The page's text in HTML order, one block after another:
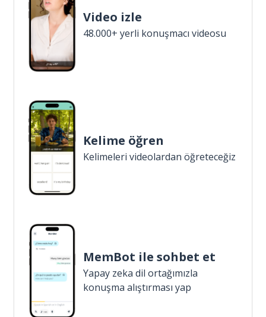
Video izle
48.000+ yerli konuşmacı videosu
Kelime öğren
Kelimeleri videolardan öğreteceğiz
MemBot ile sohbet et
Yapay zeka dil ortağımızla
konuşma alıştırması yap